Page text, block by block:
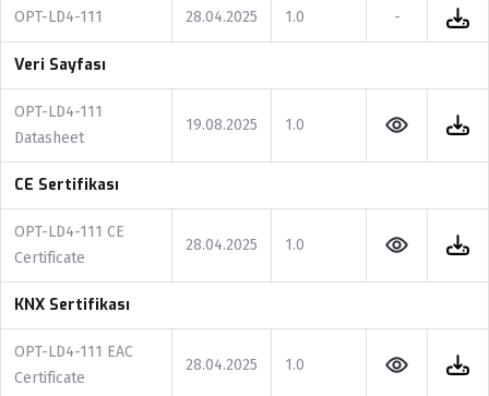
OPT-LD4-111 28.04.2025 1.0 -
Veri Sayfası
OPT-LD4-111
Datasheet
19.08.2025 1.0
CE Sertifikası
OPT-LD4-111 CE
Certificate
28.04.2025 1.0
KNX Sertifikası
OPT-LD4-111 EAC
Certificate
28.04.2025 1.0